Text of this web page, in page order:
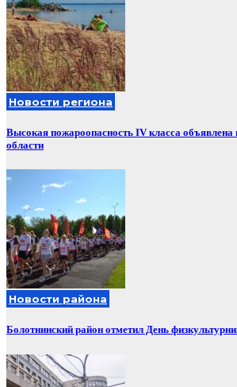
Новости региона
Высокая пожароопасность IV класса объявлена
области
Новости района
Болотнинский район отметил День